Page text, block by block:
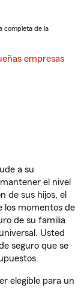
completa de la
empresas
a su
el nivel
de sus hijos, el
los momentos de
de su familia
Usted
seguro que se
elegible para un